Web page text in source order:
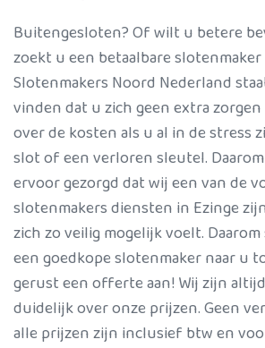
Buitengesloten? Of wilt u betere
zoekt u een betaalbare
Slotenmakers Noord Nederland
vinden dat u zich geen extra
over de kosten als u al in de stress
slot of een verloren sleutel.
ervoor gezorgd dat wij een van de
slotenmakers diensten in Ezinge
zich zo veilig mogelijk voelt.
een goedkope slotenmaker naar u
gerust een offerte aan! Wij zijn
duidelijk over onze prijzen. Geen
alle prijzen zijn inclusief btw en